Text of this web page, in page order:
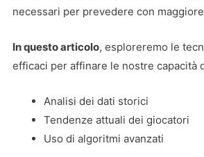
necessari per prevedere con
In questo articolo, esploreremo le
efficaci per affinare le nostre capacità
Analisi dei dati storici
Tendenze attuali dei giocatori
Uso di algoritmi avanzati